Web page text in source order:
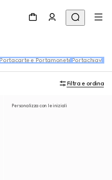
Portacarte e Portamonete Portachiavi
Filtra e ordina
Personalizza con le iniziali